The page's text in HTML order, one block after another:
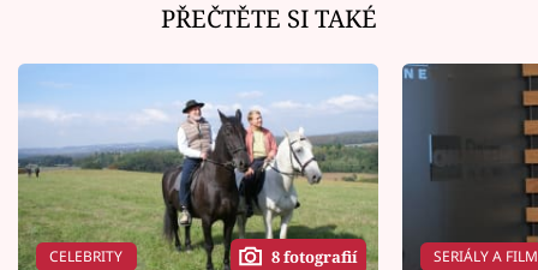
PŘEČTĚTE SI TAKÉ
CELEBRITY 8 fotografií SERIÁLY A